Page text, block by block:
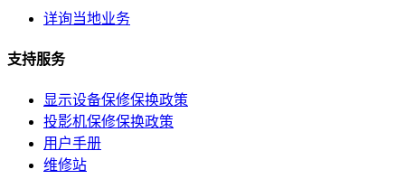
详询当地业务
支持服务
显示设备保修保换政策
投影机保修保换政策
用户手册
维修站